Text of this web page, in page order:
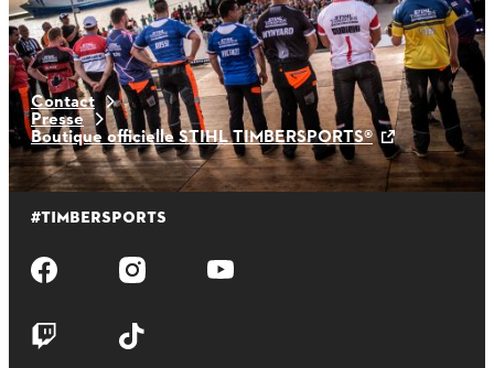
Contact
Presse
Boutique officielle STIHL TIMBERSPORTS®
#TIMBERSPORTS